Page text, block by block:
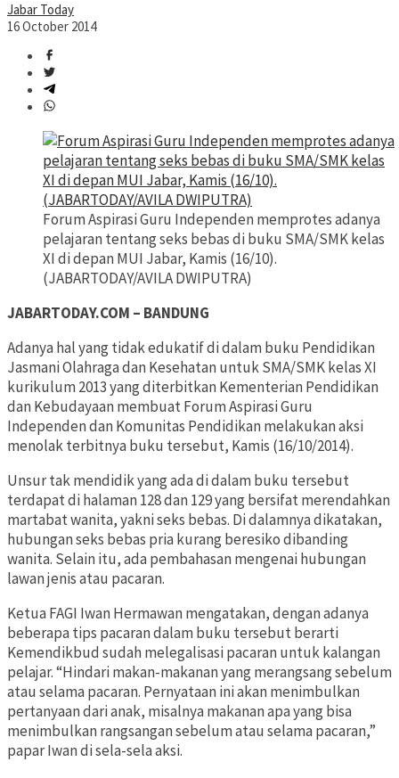
Jabar Today
16 October 2014
Forum Aspirasi Guru Independen memprotes adanya
pelajaran tentang seks bebas di buku SMA/SMK kelas
XI di depan MUI Jabar, Kamis (16/10).
(JABARTODAY/AVILA DWIPUTRA)
JABARTODAY.COM – BANDUNG
Adanya hal yang tidak edukatif di dalam buku Pendidikan
Jasmani Olahraga dan Kesehatan untuk SMA/SMK kelas XI
kurikulum 2013 yang diterbitkan Kementerian Pendidikan
dan Kebudayaan membuat Forum Aspirasi Guru
Independen dan Komunitas Pendidikan melakukan aksi
menolak terbitnya buku tersebut, Kamis (16/10/2014).
Unsur tak mendidik yang ada di dalam buku tersebut
terdapat di halaman 128 dan 129 yang bersifat merendahkan
martabat wanita, yakni seks bebas. Di dalamnya dikatakan,
hubungan seks bebas pria kurang beresiko dibanding
wanita. Selain itu, ada pembahasan mengenai hubungan
lawan jenis atau pacaran.
Ketua FAGI Iwan Hermawan mengatakan, dengan adanya
beberapa tips pacaran dalam buku tersebut berarti
Kemendikbud sudah melegalisasi pacaran untuk kalangan
pelajar. “Hindari makan-makanan yang merangsang sebelum
atau selama pacaran. Pernyataan ini akan menimbulkan
pertanyaan dari anak, misalnya makanan apa yang bisa
menimbulkan rangsangan sebelum atau selama pacaran,”
papar Iwan di sela-sela aksi.